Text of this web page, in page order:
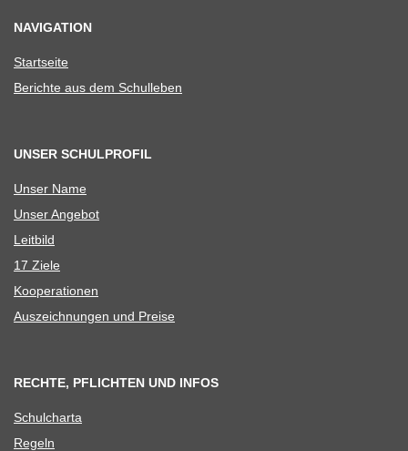
NAVIGATION
Start­seite
Berichte aus dem Schulleben
UNSER SCHULPROFIL
Unser Name
Unser Ange­bot
Leit­bild
17 Ziele
Koope­ra­tio­nen
Aus­zeich­nun­gen und Preise
RECHTE, PFLICHTEN UND INFOS
Schul­charta
Regeln